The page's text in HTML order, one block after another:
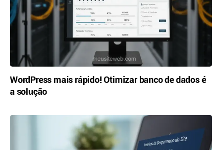
WordPress mais rápido! Otimizar banco de dados é
a solução